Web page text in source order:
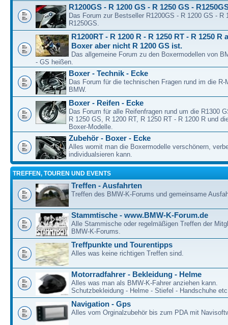
R1200GS - R 1200 GS - R 1250 GS -
Das Forum zur Bestseller R1200GS - R 1200 GS - R
R1250GS.
R1200RT - R 1200 R - R 1250 RT - R 1250 R
Boxer aber nicht R 1200 GS ist.
Das allgemeine Forum zu den Boxermodellen von
- GS heißen.
Boxer - Technik - Ecke
Das Forum für die technischen Fragen rund im die R-
BMW.
Boxer - Reifen - Ecke
Das Forum für alle Reifenfragen rund um die R1300
R 1250 GS, R 1200 RT, R 1250 RT - R 1200 R und
Boxer-Modelle.
Zubehör - Boxer - Ecke
Alles womit man die Boxermodelle verschönern,
individualsieren kann.
TREFFEN, TOUREN UND EVENTS
Treffen - Ausfahrten
Treffen des BMW-K-Forums und gemeinsame
Stammtische - www.BMW-K-Forum.de
Alle Stammische oder regelmäßigen Treffen der
BMW-K-Forums.
Treffpunkte und Tourentipps
Alles was keine richtigen Treffen sind.
Motorradfahrer - Bekleidung - Helme
Alles was man als BMW-K-Fahrer anziehen kann.
Schutzbekleidung - Helme - Stiefel - Handschuhe
Navigation - Gps
Alles vom Orginalzubehör bis zum PDA mit